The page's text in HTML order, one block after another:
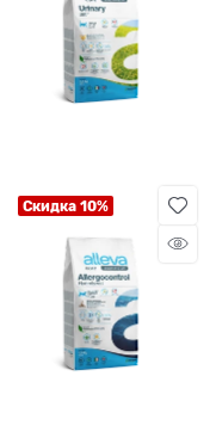
Скидка 10%